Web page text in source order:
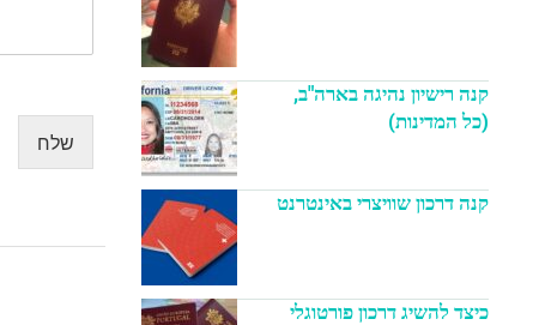
שלח
קנה רישיון נהיגה בארה"ב,
(כל המדינות)
קנה דרכון שוויצרי באינטרנט
כיצד להשיג דרכון פורטוגלי